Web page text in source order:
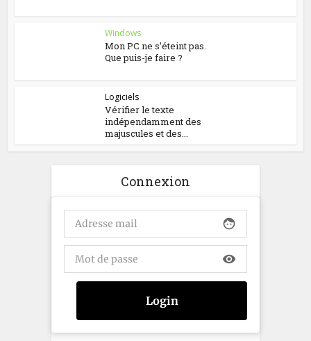
Windows
Mon PC ne s’éteint pas.
Que puis-je faire ?
Logiciels
Vérifier le texte
indépendamment des
majuscules et des...
Connexion
face
visibility